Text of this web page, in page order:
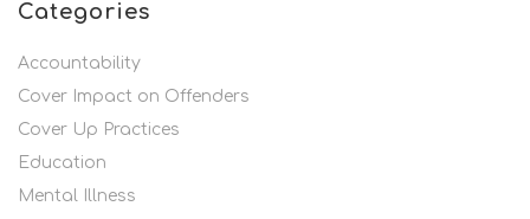
Categories
Accountability
Cover Impact on Offenders
Cover Up Practices
Education
Mental Illness